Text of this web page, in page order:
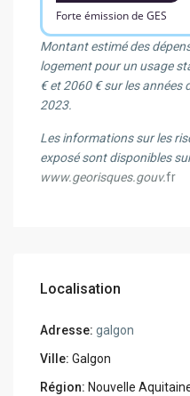
Forte émission de GES
Montant estimé des
logement pour un usage
€ et 2060 € sur les années
2023.
Les informations sur les
exposé sont disponibles
www.georisques.gouv.fr
Localisation
Adresse: galgon
Ville: Galgon
Région: Nouvelle